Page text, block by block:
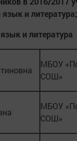
и литература;
и литература
МБОУ
СОШ»
МБОУ
СОШ»